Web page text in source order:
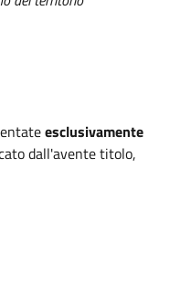
esclusivamente
dall'avente titolo,